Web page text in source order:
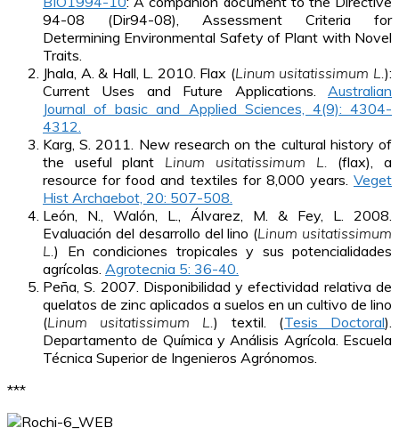
94-08 (Dir94-08), Assessment Criteria for
Determining Environmental Safety of Plant with Novel
Traits.
Jhala, A. & Hall, L. 2010. Flax (Linum usitatissimum L.):
Current Uses and Future Applications. Australian
Journal of basic and Applied Sciences, 4(9): 4304-
4312.
Karg, S. 2011. New research on the cultural history of
the useful plant Linum usitatissimum L. (flax), a
resource for food and textiles for 8,000 years. Veget
Hist Archaebot, 20: 507-508.
León, N., Walón, L., Álvarez, M. & Fey, L. 2008.
Evaluación del desarrollo del lino (Linum usitatissimum
L.) En condiciones tropicales y sus potencialidades
agrícolas. Agrotecnia 5: 36-40.
Peña, S. 2007. Disponibilidad y efectividad relativa de
quelatos de zinc aplicados a suelos en un cultivo de lino
(Linum usitatissimum L.) textil. (Tesis Doctoral).
Departamento de Química y Análisis Agrícola. Escuela
Técnica Superior de Ingenieros Agrónomos.
***